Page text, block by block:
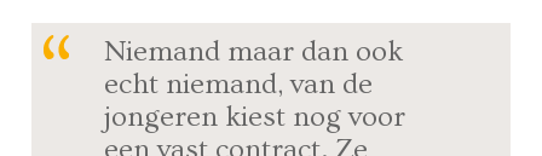
Niemand maar dan ook
echt niemand, van de
jongeren kiest nog voor